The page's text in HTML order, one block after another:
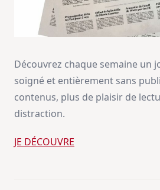
Découvrez chaque semaine un
soigné et entièrement sans
contenus, plus de plaisir de
distraction.
JE DÉCOUVRE